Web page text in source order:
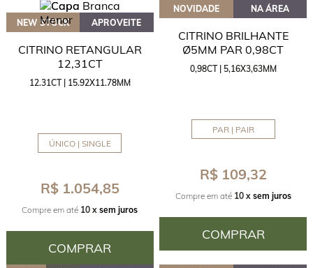
NEW STOCK APROVEITE
CITRINO RETANGULAR
12,31CT
12.31CT | 15.92X11.78MM
ÚNICO | SINGLE
R$ 1.054,85
Compre em até 10 x sem juros
COMPRAR
NOVIDADE NA ÁREA
CITRINO BRILHANTE
Ø5MM PAR 0,98CT
0,98CT | 5,16X3,63MM
PAR | PAIR
R$ 109,32
Compre em até 10 x sem juros
COMPRAR